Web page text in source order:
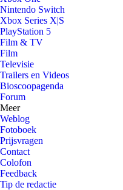
Nintendo Switch
Xbox Series X|S
PlayStation 5
Film & TV
Film
Televisie
Trailers en Videos
Bioscoopagenda
Forum
Meer
Weblog
Fotoboek
Prijsvragen
Contact
Colofon
Feedback
Tip de redactie